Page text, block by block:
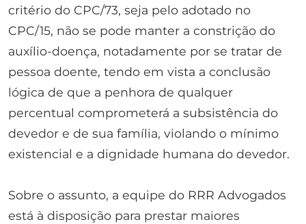
critério do CPC/73, seja pelo adotado no
CPC/15, não se pode manter a constrição do
auxílio-doença, notadamente por se tratar de
pessoa doente, tendo em vista a conclusão
lógica de que a penhora de qualquer
percentual comprometerá a subsistência do
devedor e de sua família, violando o mínimo
existencial e a dignidade humana do devedor.
Sobre o assunto, a equipe do RRR Advogados
está à disposição para prestar maiores